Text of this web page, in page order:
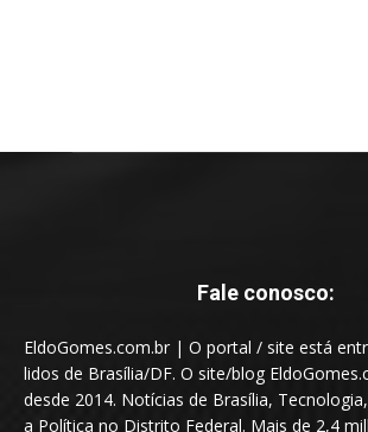
Fale conosco:
EldoGomes.com.br | O portal / site está
lidos de Brasília/DF. O site/blog
desde 2014. Notícias de Brasília,
a Política no Distrito Federal. Mais de 2,4